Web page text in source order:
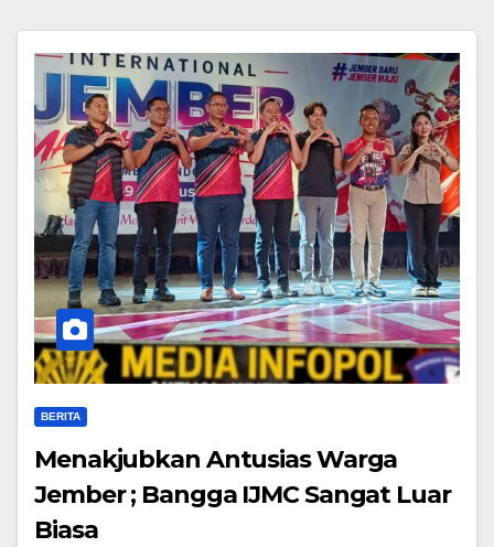
BERITA
Menakjubkan Antusias Warga
Jember ; Bangga IJMC Sangat Luar
Biasa